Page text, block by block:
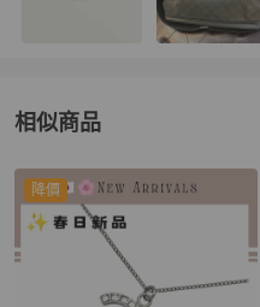
相似商品
更多相似Chanel女士配件推薦
降價